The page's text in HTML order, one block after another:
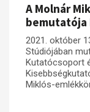
A Molnár
bemutatója
2021. október
Stúdiójában
Kutatócsoport
Miklós-